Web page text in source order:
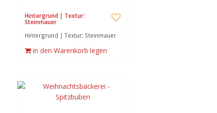
Hintergrund | Textur:
Steinmauer
Hintergrund | Textur: Steinmauer
in den Warenkorb legen